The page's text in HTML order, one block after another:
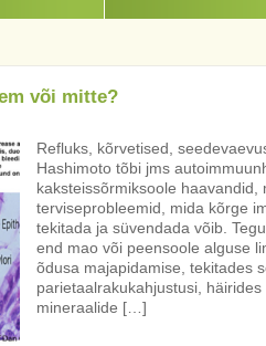
või mitte?
Refluks, kõrvetised,
Hashimoto tõbi jms
kaksteissõrmiksoole haavandid,
terviseprobleemid, mida kõrge
tekitada ja süvendada võib.
end mao või peensoole alguse
õdusa majapidamise, tekitades
parietaalrakukahjustusi,
mineraalide […]